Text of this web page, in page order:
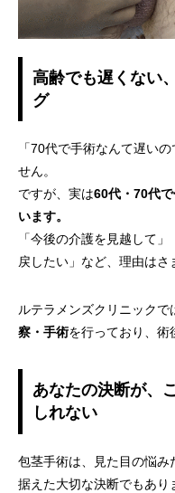
高齢でも遅くない
グ
「70代で手術なんて遅い
せん。
ですが、実は60代・70代
います。
「今後の介護を見越して
戻したい」など、理由はさ
ルテラメンズクリニックで
察・手術を行っており、術
あなたの決断が、
しれない
包茎手術は、見た目の悩み
据えた大切な決断でもあり